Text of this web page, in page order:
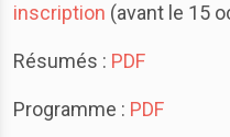
inscription (avant le 15
Résumés : PDF
Programme : PDF